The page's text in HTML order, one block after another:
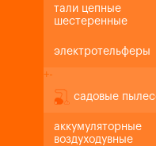
тали цепные
шестеренные
электротельферы
+-
садовые
аккумуляторные
воздуходувные